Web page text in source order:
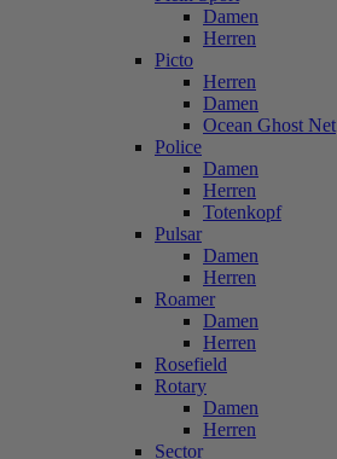
Damen
Herren
Picto
Herren
Damen
Ocean Ghost Net
Police
Damen
Herren
Totenkopf
Pulsar
Damen
Herren
Roamer
Damen
Herren
Rosefield
Rotary
Damen
Herren
Sector